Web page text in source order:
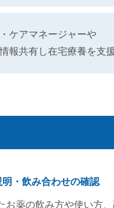
ケアマネージャーや
報共有し在宅療養を支援
・飲み合わせの確認
お薬の飲み方や使い方